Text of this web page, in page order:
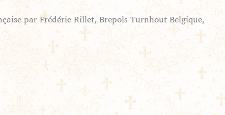
par Frédéric Rillet, Brepols Turnhout Belgique,